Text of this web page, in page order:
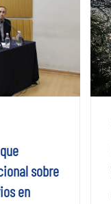
sobre
en